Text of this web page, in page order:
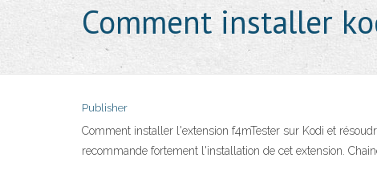
Comment installer
Publisher
Comment installer l'extension f4mTester sur Kodi et
recommande fortement l'installation de cet extension.